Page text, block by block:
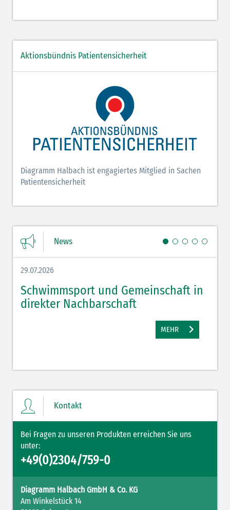
Aktionsbündnis Patientensicherheit
Diagramm Halbach ist engagiertes Mitglied in Sachen
Patientensicherheit
News
29.07.2026
Schwimmsport und Gemeinschaft in
direkter Nachbarschaft
MEHR
Kontakt
Bei Fragen zu unseren Produkten erreichen Sie uns
unter:
+49(0)2304/759-0
Diagramm Halbach GmbH & Co. KG
Am Winkelstück 14